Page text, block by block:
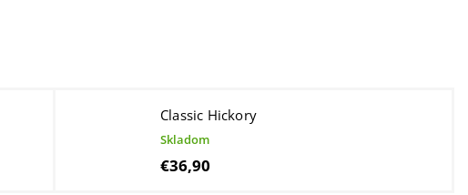
Classic Hickory
Skladom
€36,90